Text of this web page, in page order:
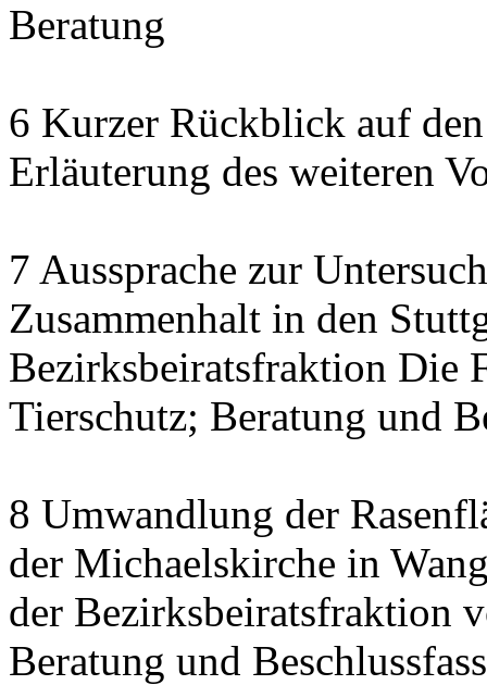
Beratung
6 Kurzer Rückblick auf
Erläuterung des weiteren
7 Aussprache zur
Zusammenhalt in den
Bezirksbeiratsfraktion Die
Tierschutz; Beratung und
8 Umwandlung der
der Michaelskirche in
der Bezirksbeiratsfraktion
Beratung und